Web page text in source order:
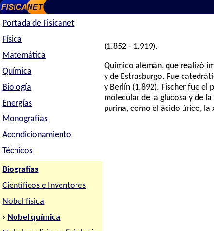
Portada de Fisicanet
Física
Matemática
Química
Biología
Energías
Monografías
Acondicionamiento
Técnicos
Biografías
Científicos e Inventores
Nobel física
› Nobel química
(1.852 - 1.919).
Químico alemán, que realizó
y de Estrasburgo. Fue
y Berlín (1.892). Fischer fue el
molecular de la glucosa y de
purina, como el ácido úrico, la